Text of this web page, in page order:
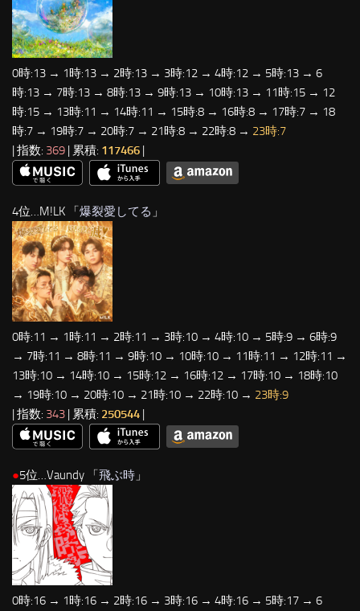
0時:13 → 1時:13 → 2時:13 → 3時:12 → 4時:12 → 5時:13 → 6
時:13 → 7時:13 → 8時:13 → 9時:13 → 10時:13 → 11時:15 → 12
時:15 → 13時:11 → 14時:11 → 15時:8 → 16時:8 → 17時:7 → 18
時:7 → 19時:7 → 20時:7 → 21時:8 → 22時:8 → 23時:7
| 指数: 369 | 累積: 117466 |
4位…M!LK 「爆裂愛してる 」
0時:11 → 1時:11 → 2時:11 → 3時:10 → 4時:10 → 5時:9 → 6時:9
→ 7時:11 → 8時:11 → 9時:10 → 10時:10 → 11時:11 → 12時:11 →
13時:10 → 14時:10 → 15時:12 → 16時:12 → 17時:10 → 18時:10
→ 19時:10 → 20時:10 → 21時:10 → 22時:10 → 23時:9
| 指数: 343 | 累積: 250544 |
●5位…Vaundy 「飛ぶ時 」
0時:16 → 1時:16 → 2時:16 → 3時:16 → 4時:16 → 5時:17 → 6